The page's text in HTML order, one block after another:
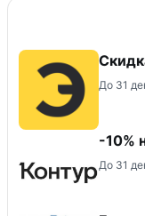
До 31
-10%
До 31